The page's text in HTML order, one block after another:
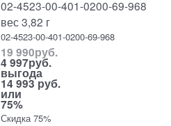
02-4523-00-401-0200-69-968
вес 3,82 г
02-4523-00-401-0200-69-968
19 990руб.
4 997руб.
выгода
14 993 руб.
или
75%
Скидка 75%